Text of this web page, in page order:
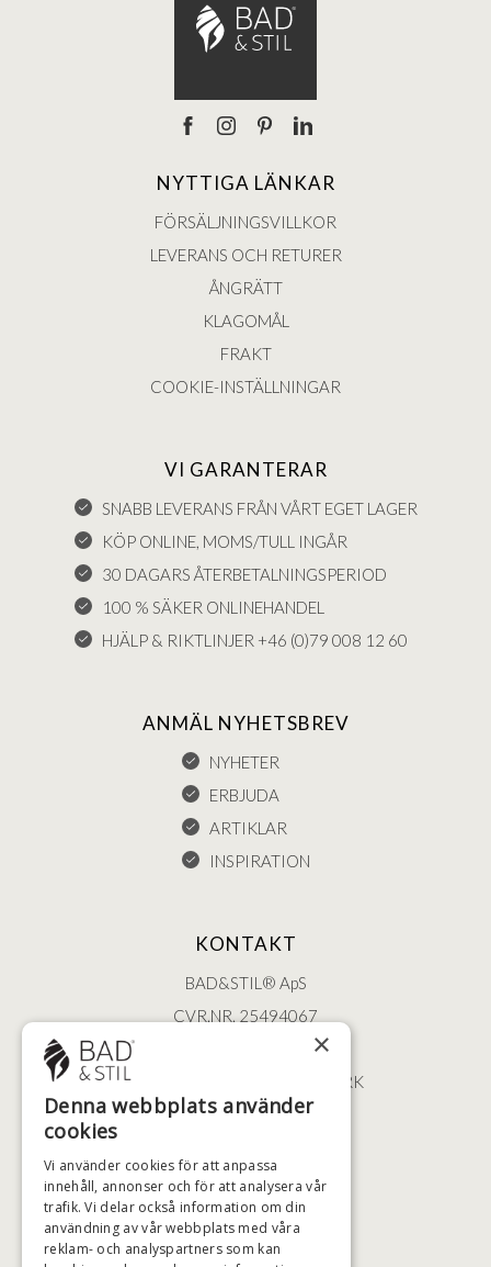
NYTTIGA LÄNKAR
FÖRSÄLJNINGSVILLKOR
LEVERANS OCH RETURER
ÅNGRÄTT
KLAGOMÅL
FRAKT
COOKIE-INSTÄLLNINGAR
VI GARANTERAR
SNABB LEVERANS FRÅN VÅRT EGET LAGER
KÖP ONLINE, MOMS/TULL INGÅR
30 DAGARS ÅTERBETALNINGSPERIOD
100 % SÄKER ONLINEHANDEL
HJÄLP & RIKTLINJER +46 (0)79 008 12 60
ANMÄL NYHETSBREV
NYHETER
ERBJUDA
ARTIKLAR
INSPIRATION
KONTAKT
BAD&STIL® ApS
CVR.NR. 25494067
ØSTERBROGADE 202
2100 KØBENHAVN • DANMARK
+46 (0)79 008 12 60
HÖGSTA KREDITVÄRDIGHET
×
Denna webbplats använder
cookies
Vi använder cookies för att anpassa
innehåll, annonser och för att analysera vår
trafik. Vi delar också information om din
användning av vår webbplats med våra
reklam- och analyspartners som kan